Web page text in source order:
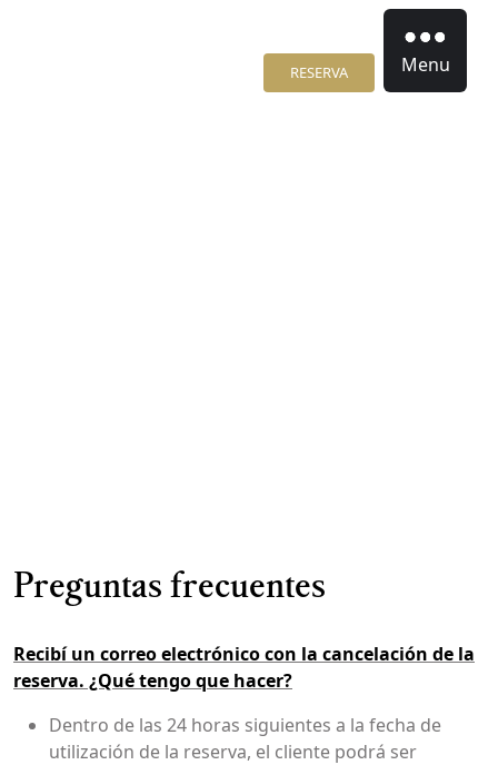
RESERVA Menu
Preguntas frecuentes
Recibí un correo electrónico con la cancelación de la
reserva. ¿Qué tengo que hacer?
Dentro de las 24 horas siguientes a la fecha de
utilización de la reserva, el cliente podrá ser